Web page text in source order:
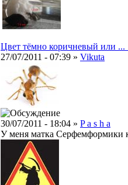
Цвет тёмно коричневый или ...
27/07/2011 - 07:39 » Vikuta
30/07/2011 - 18:04 » P a s h a
У меня матка Серфемформики